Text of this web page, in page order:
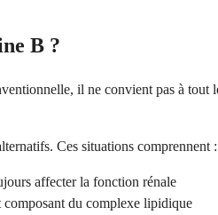
B ?
il ne convient pas à tout
Ces situations comprennent :
affecter la fonction rénale
composant du complexe lipidique